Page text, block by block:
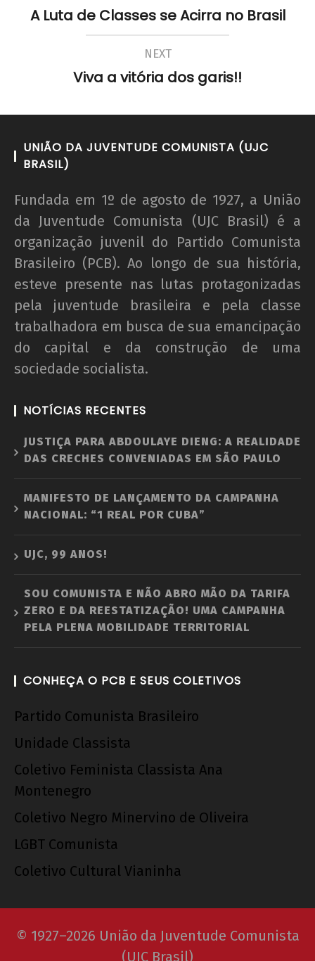
A Luta de Classes se Acirra no Brasil
NEXT
Viva a vitória dos garis!!
UNIÃO DA JUVENTUDE COMUNISTA (UJC
BRASIL)
Fundada em 1º de agosto de 1927, a União
da Juventude Comunista (UJC Brasil) é a
organização juvenil do Partido Comunista
Brasileiro (PCB). Ao longo de sua história,
esteve presente nas lutas protagonizadas
pela juventude brasileira e pela classe
trabalhadora em busca de sua emancipação
do capital e da construção de uma
sociedade socialista.
NOTÍCIAS RECENTES
JUSTIÇA PARA ABDOULAYE DIENG: A REALIDADE
DAS CRECHES CONVENIADAS EM SÃO PAULO
MANIFESTO DE LANÇAMENTO DA CAMPANHA
NACIONAL: “1 REAL POR CUBA”
UJC, 99 ANOS!
SOU COMUNISTA E NÃO ABRO MÃO DA TARIFA
ZERO E DA REESTATIZAÇÃO! UMA CAMPANHA
PELA PLENA MOBILIDADE TERRITORIAL
CONHEÇA O PCB E SEUS COLETIVOS
Partido Comunista Brasileiro
Unidade Classista
Coletivo Feminista Classista Ana
Montenegro
Coletivo Negro Minervino de Oliveira
LGBT Comunista
Coletivo Cultural Vianinha
© 1927–2026 União da Juventude Comunista
(UJC Brasil)